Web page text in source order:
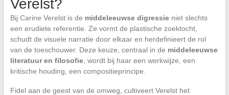
Verelst?
Bij Carine Verelst is de middeleeuwse digressieniet slechts
een erudiete referentie. Ze vormt de plastische zoektocht,
schudt de visuele narratie door elkaar en herdefinieert de rol
van de toeschouwer. Deze keuze, centraal in de middeleeuwse
literatuur en filosofie, wordt bij haar een werkwijze, een
kritische houding, een compositieprincipe.
Fidel aan de geest van de omweg, cultiveert Verelst het